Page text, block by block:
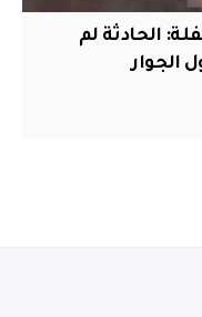
الحادثة لم
الجوار